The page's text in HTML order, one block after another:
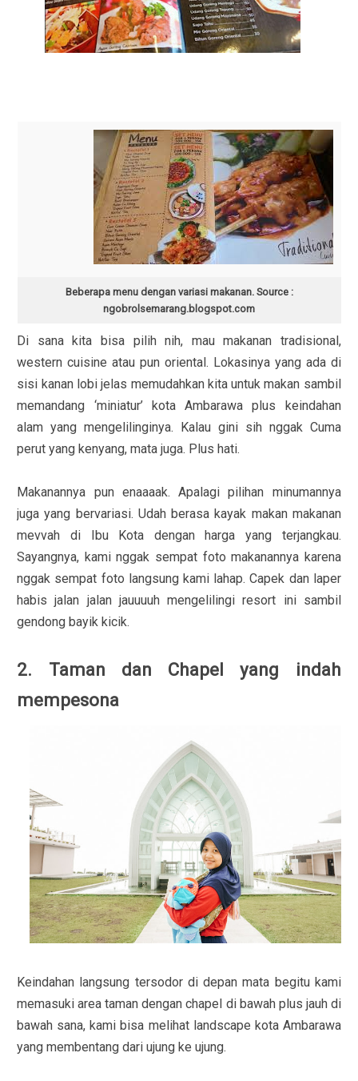
Beberapa menu dengan variasi makanan. Source :
ngobrolsemarang.blogspot.com
Di sana kita bisa pilih nih, mau makanan tradisional,
western cuisine atau pun oriental. Lokasinya yang ada di
sisi kanan lobi jelas memudahkan kita untuk makan sambil
memandang ‘miniatur’ kota Ambarawa plus keindahan
alam yang mengelilinginya. Kalau gini sih nggak Cuma
perut yang kenyang, mata juga. Plus hati.
Makanannya pun enaaaak. Apalagi pilihan minumannya
juga yang bervariasi. Udah berasa kayak makan makanan
mevvah di Ibu Kota dengan harga yang terjangkau.
Sayangnya, kami nggak sempat foto makanannya karena
nggak sempat foto langsung kami lahap. Capek dan laper
habis jalan jalan jauuuuh mengelilingi resort ini sambil
gendong bayik kicik.
2. Taman dan Chapel yang indah
mempesona
Keindahan langsung tersodor di depan mata begitu kami
memasuki area taman dengan chapel di bawah plus jauh di
bawah sana, kami bisa melihat landscape kota Ambarawa
yang membentang dari ujung ke ujung.